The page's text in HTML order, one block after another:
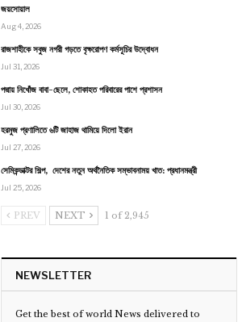
জয়সোয়াল
Aug 4, 2026
রাজশাহীকে সবুজ নগরী গড়তে বৃক্ষরোপণ কর্মসূচির উদ্বোধন
Jul 31, 2026
পদ্মায় নিখোঁজ বাবা-ছেলে, শোকাহত পরিবারের পাশে প্রশাসন
Jul 30, 2026
হরমুজ প্রণালিতে ৬টি জাহাজ থামিয়ে দিলো ইরান
Jul 27, 2026
সেমিকন্ডাক্টর শিল্প, দেশের নতুন অর্থনৈতিক সম্ভাবনাময় খাত: প্রধানমন্ত্রী
Jul 25, 2026
PREV NEXT 1 of 2,945
NEWSLETTER
Get the best of world News delivered to